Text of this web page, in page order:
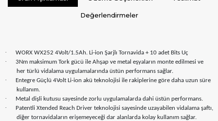
Değerlendirmeler
· WORX WX252 4Volt/1.5Ah. Li-ion Şarjlı Tornavida + 10 adet Bits Uç
·
3Nm maksimum Tork gücü ile Ahşap ve metal eşyaların monte edilmesi ve
her türlü vidalama uygulamalarında üstün performans sağlar.
·
Entegre Güçlü 4Volt Li-ion akü teknolojisi ile rakiplerine göre daha uzun süre
kullanım.
· Metal dişli kutusu sayesinde zorlu uygulamalarda dahi üstün performans.
·
Patentli Xtended Reach Driver teknolojisi sayesinde uzayabilen vidalama şaftı,
diğer tornavidaların erişemeyeceği dar alanlarda kolay kullanım sağlar.